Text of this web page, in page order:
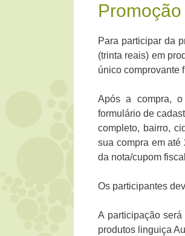
Para participar da
(trinta reais) em
único comprovante
Após a compra, o
formulário de
completo, bairro,
sua compra em
da nota/cupom
Os participantes
A participação
produtos linguiça